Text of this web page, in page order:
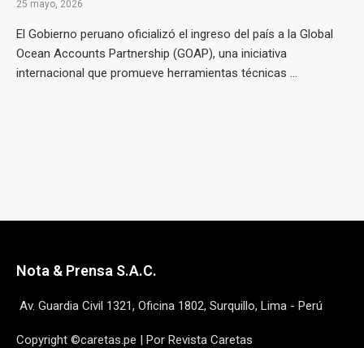
25 mayo, 2026
El Gobierno peruano oficializó el ingreso del país a la Global
Ocean Accounts Partnership (GOAP), una iniciativa
internacional que promueve herramientas técnicas ...
Nota & Prensa S.A.C.
Av. Guardia Civil 1321, Oficina 1802, Surquillo, Lima - Perú
Copyright ©caretas.pe | Por Revista Caretas